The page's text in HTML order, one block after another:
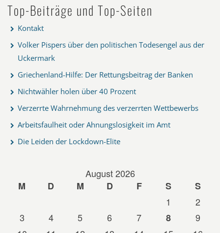
Top-Beiträge und Top-Seiten
Kontakt
Volker Pispers über den politischen Todesengel aus der
Uckermark
Griechenland-Hilfe: Der Rettungsbeitrag der Banken
Nichtwähler holen über 40 Prozent
Verzerrte Wahrnehmung des verzerrten Wettbewerbs
Arbeitsfaulheit oder Ahnungslosigkeit im Amt
Die Leiden der Lockdown-Elite
August 2026
M
D M D F S
S
1
2
3
4 5 6 7 8
9